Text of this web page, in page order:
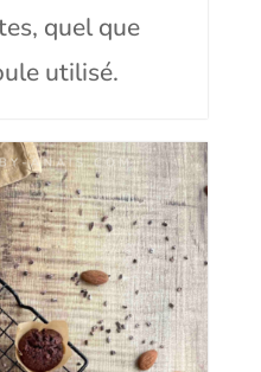
quel que
utilisé.